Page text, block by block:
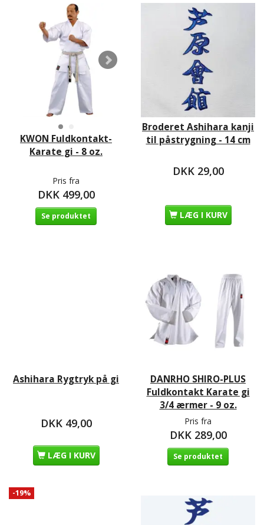
KWON Fuldkontakt-
Karate gi - 8 oz.
Pris fra
DKK 499,00
Se produktet
Broderet Ashihara kanji
til påstrygning - 14 cm
DKK 29,00
LÆG I KURV
Ashihara Rygtryk på gi
DKK 49,00
LÆG I KURV
DANRHO SHIRO-PLUS
Fuldkontakt Karate gi
3/4 ærmer - 9 oz.
Pris fra
DKK 289,00
Se produktet
-19%